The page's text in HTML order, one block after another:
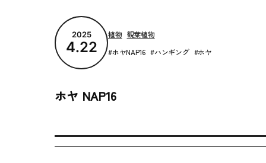
2025
4.22
植物 観葉植物
ホヤNAP16
ハンギング ホヤ
ホヤ NAP16